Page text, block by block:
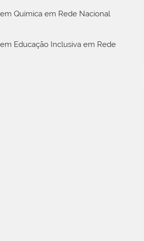
Química em Rede Nacional
Educação Inclusiva em Rede